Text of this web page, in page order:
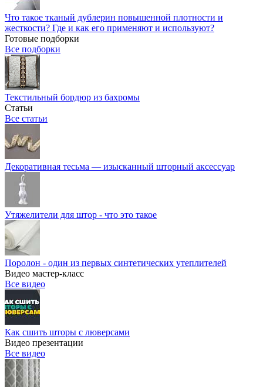
Что такое тканый дублерин повышенной плотности и
жесткости? Где и как его применяют и используют?
Готовые подборки
Все подборки
Текстильный бордюр из бахромы
Статьи
Все статьи
Декоративная тесьма — изысканный шторный аксессуар
Утяжелители для штор - что это такое
Поролон - один из первых синтетических утеплителей
Видео мастер-класс
Все видео
Как сшить шторы с люверсами
Видео презентации
Все видео